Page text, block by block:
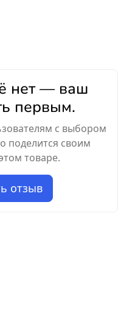
нет — ваш
первым.
с выбором
поделится своим
товаре.
отзыв